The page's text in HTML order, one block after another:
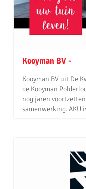
Kooyman BV -
Kooyman BV uit De
de Kooyman
nog jaren
samenwerking. AKU